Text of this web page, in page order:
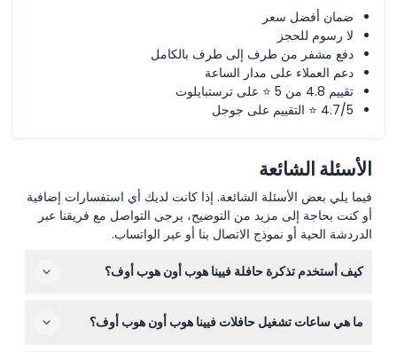
ضمان أفضل سعر
لا رسوم للحجز
دفع مشفر من طرف إلى طرف بالكامل
دعم العملاء على مدار الساعة
تقييم 4.8 من 5 ⭐ على ترستبايلوت
4.7/5 ⭐ التقييم على جوجل
الأسئلة الشائعة
فيما يلي بعض الأسئلة الشائعة. إذا كانت لديك أي استفسارات إضافية
أو كنت بحاجة إلى مزيد من التوضيح، يرجى التواصل مع فريقنا عبر
الدردشة الحية أو نموذج الاتصال بنا أو عبر الواتساب.
كيف أستخدم تذكرة حافلة فيينا هوب أون هوب أوف؟
عند الصعود إلى أي حافلة في الخطوط الحمراء أو الصفراء أو
ما هي ساعات تشغيل حافلات فيينا هوب أون هوب أوف؟